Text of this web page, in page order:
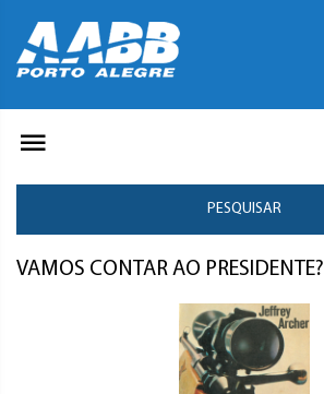
PESQUISAR
VAMOS CONTAR AO PRESIDENTE?